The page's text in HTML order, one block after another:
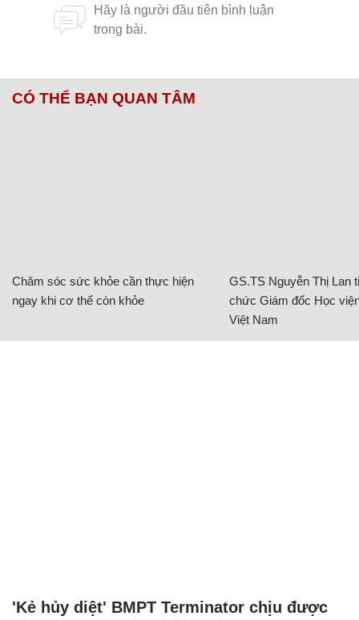
CÓ THỂ BẠN QUAN TÂM
Chăm sóc sức khỏe cần thực hiện
ngay khi cơ thể còn khỏe
GS.TS Nguyễn Thị Lan
chức Giám đốc Học
Việt Nam
'Kẻ hủy diệt' BMPT Terminator chịu được